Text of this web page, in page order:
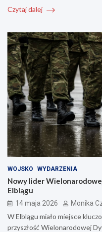
Czytaj dalej
WOJSKO WYDARZENIA
Nowy lider
Elblągu
14 maja 2026 Monika
W Elblągu miało miejsce
przyszłość Wielonarodowej